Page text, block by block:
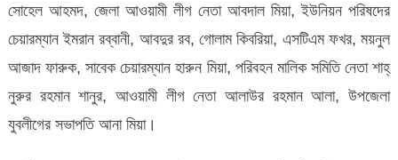
সোহেল আহমদ, জেলা আওয়ামী লীগ নেতা আবদাল মিয়া, ইউনিয়ন পরিষদের
চেয়ারম্যান ইমরান রব্বানী, আবদুর রব, গোলাম কিবরিয়া, এসটিএম ফখর, ময়নুল
আজাদ ফারুক, সাবেক চেয়ারম্যান হারুন মিয়া, পরিবহন মালিক সমিতি নেতা শাহ্
নুরুর রহমান শানুর, আওয়ামী লীগ নেতা আলাউর রহমান আলা, উপজেলা
যুবলীগের সভাপতি আনা মিয়া।